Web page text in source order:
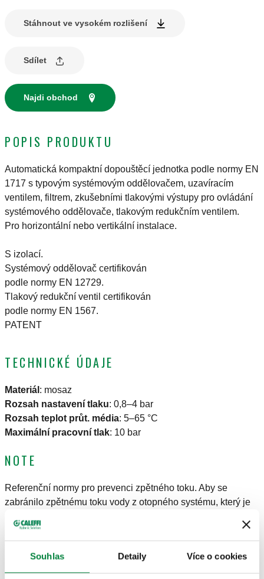
Souhlas Detaily Více o cookies
Stáhnout ve vysokém rozlišení
Sdílet
Najdi obchod
POPIS PRODUKTU
Automatická kompaktní dopouštěcí jednotka podle normy EN
1717 s typovým systémovým oddělovačem, uzavíracím
ventilem, filtrem, zkušebními tlakovými výstupy pro ovládání
systémového oddělovače, tlakovým redukčním ventilem.
Pro horizontální nebo vertikální instalace.
S izolací.
Systémový oddělovač certifikován
podle normy EN 12729.
Tlakový redukční ventil certifikován
podle normy EN 1567.
PATENT
TECHNICKÉ ÚDAJE
Materiál : mosaz
Rozsah nastavení tlaku: 0,8–4 bar
Rozsah teplot průt. média: 5–65 °C
Maximální pracovní tlak: 10 bar
NOTE
Referenční normy pro prevenci zpětného toku. Aby se
zabránilo zpětnému toku vody z otopného systému, který je
instalovat automatickou dopouštěcí jednotku se systémovým
oddělovačem. Správné používání systémových oddělovačů
se řídí evropskou normou EN 1717: 2000 („Ochrana proti
znečištění pitné vody ve vnitřních vodovodech a všeobecné